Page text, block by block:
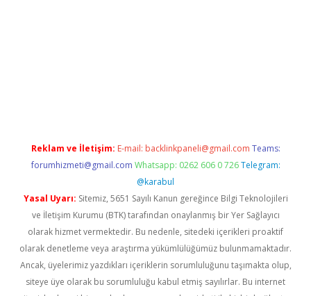
Reklam ve İletişim: E-mail: backlinkpaneli@gmail.com Teams:
forumhizmeti@gmail.com Whatsapp: 0262 606 0 726 Telegram:
@karabul
Yasal Uyarı: Sitemiz, 5651 Sayılı Kanun gereğince Bilgi Teknolojileri
ve İletişim Kurumu (BTK) tarafından onaylanmış bir Yer Sağlayıcı
olarak hizmet vermektedir. Bu nedenle, sitedeki içerikleri proaktif
olarak denetleme veya araştırma yükümlülüğümüz bulunmamaktadır.
Ancak, üyelerimiz yazdıkları içeriklerin sorumluluğunu taşımakta olup,
siteye üye olarak bu sorumluluğu kabul etmiş sayılırlar. Bu internet